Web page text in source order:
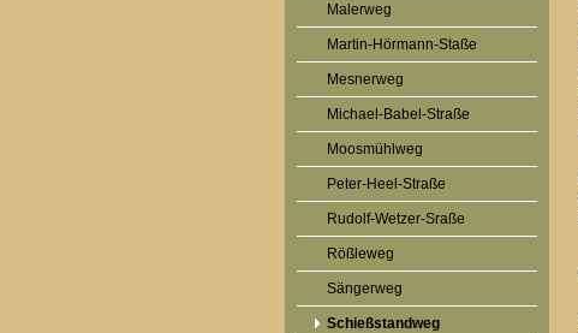
Malerweg
Martin-Hörmann-Staße
Mesnerweg
Michael-Babel-Straße
Moosmühlweg
Peter-Heel-Straße
Rudolf-Wetzer-Sraße
Rößleweg
Sängerweg
Schießstandweg